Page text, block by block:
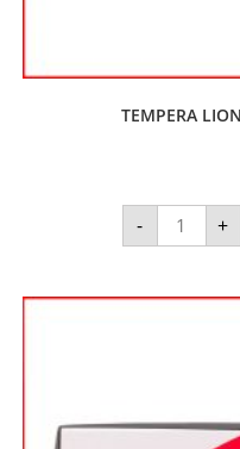
TEMPERA
- +